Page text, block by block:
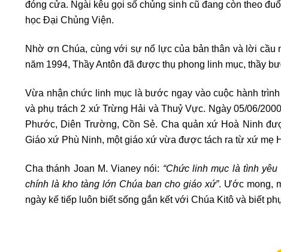
đóng cửa. Ngài kêu gọi số chủng sinh cũ đang còn theo
học Đại Chủng Viện.
Nhờ ơn Chúa, cùng với sự nổ lực của bản thân và lời cầu
năm 1994, Thầy Antôn đã được thụ phong linh mục, thầy
Vừa nhận chức linh mục là bước ngay vào cuộc hành
và phụ trách 2 xứ Trừng Hải và Thuỷ Vực. Ngày 05/06/
Phước, Diên Trường, Cồn Sẻ. Cha quản xứ Hoà Ninh
Giáo xứ Phù Ninh, một giáo xứ vừa được tách ra từ xứ mẹ
Cha thánh Joan M. Vianey nói: “Chức linh mục là tình
chính là kho tàng lớn Chúa ban cho giáo xứ”. Ước mong,
ngày kế tiếp luôn biết sống gắn kết với Chúa Kitô và biết